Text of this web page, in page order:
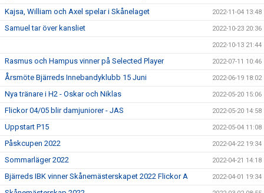
Kajsa, William och Axel spelar i Skånelaget 2022-11-04 13:48
Samuel tar över kansliet 2022-10-23 20:36
2022-10-13 21:44
Rasmus och Hampus vinner på Selected Player 2022-07-11 10:46
Årsmöte Bjärreds Innebandyklubb 15 Juni 2022-06-19 18:02
Nya tränare i H2 - Oskar och Niklas 2022-05-20 15:06
Flickor 04/05 blir damjuniorer - JAS 2022-05-20 14:58
Uppstart P15 2022-05-04 11:08
Påskcupen 2022 2022-04-22 19:34
Sommarläger 2022 2022-04-21 14:18
Bjärreds IBK vinner Skånemästerskapet 2022 Flickor A 2022-04-01 19:34